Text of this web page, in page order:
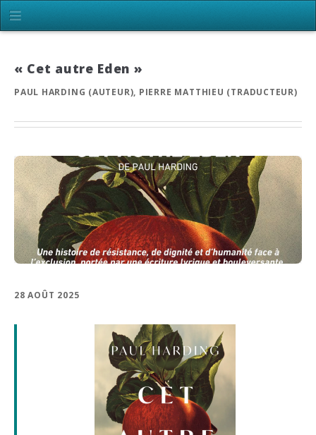
« Cet autre Eden »
PAUL HARDING (AUTEUR), PIERRE MATTHIEU (TRADUCTEUR)
28 AOÛT 2025